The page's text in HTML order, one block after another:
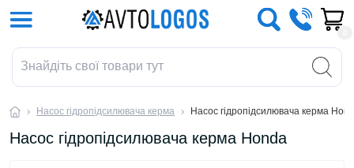
Насос гідропідсилювача керма Насос гідропідсилювача керма
Насос гідропідсилювача керма Honda